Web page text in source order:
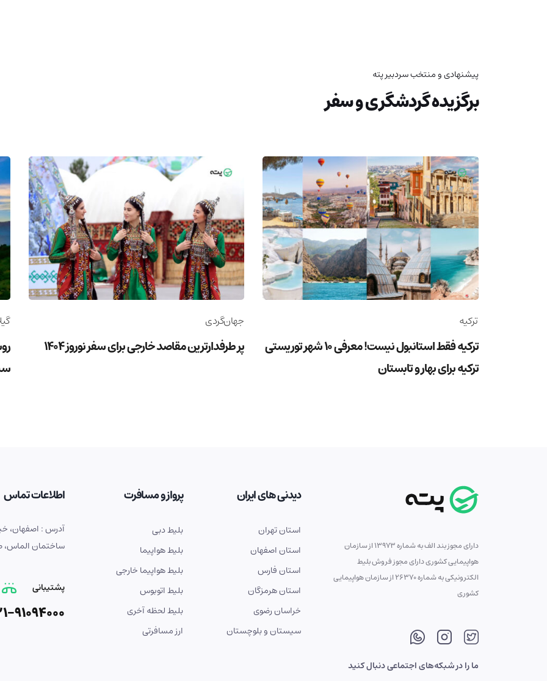
پیشنهادی و منتخب سردبیر پته
برگزیده گردشگری و سفر
ترکیه
ترکیه فقط استانبول نیست! معرفی 10 شهر توریستی
ترکیه برای بهار و تابستان
جهان‌گردی
پر طرفدارترین مقاصد خارجی برای سفر نوروز 1404
دارای مجوز بند الف به شماره 13973 از سازمان
هواپیمایی کشوری دارای مجوز فروش بلیط
الکترونیکی به شماره 26370 از سازمان هواپیمایی
کشوری
ما را در شبکه‌های اجتماعی دنبال کنید
دیدنی های ایران
استان تهران
استان اصفهان
استان فارس
استان هرمزگان
خراسان رضوی
سیستان و بلوچستان
پرواز و مسافرت
بلیط دبی
بلیط هواپیما
بلیط هواپیما خارجی
بلیط اتوبوس
بلیط لحظه آخری
ارز مسافرتی
اطلاعات تماس
ساختمان الماس،
پشتیبانی
91094000